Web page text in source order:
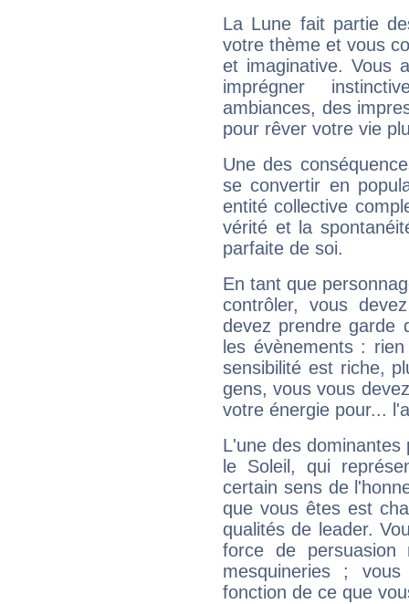
La Lune fait partie
votre thème et vous
et imaginative. Vous
imprégner
ambiances, des
pour rêver votre vie
Une des
se convertir en
entité collective
vérité et la
parfaite de soi.
En tant que
contrôler, vous
devez prendre garde
les évènements :
sensibilité est riche,
gens, vous vous
votre énergie pour...
L'une des
le Soleil, qui
certain sens de
que vous êtes est
qualités de leader.
force de
mesquineries ;
fonction de ce que